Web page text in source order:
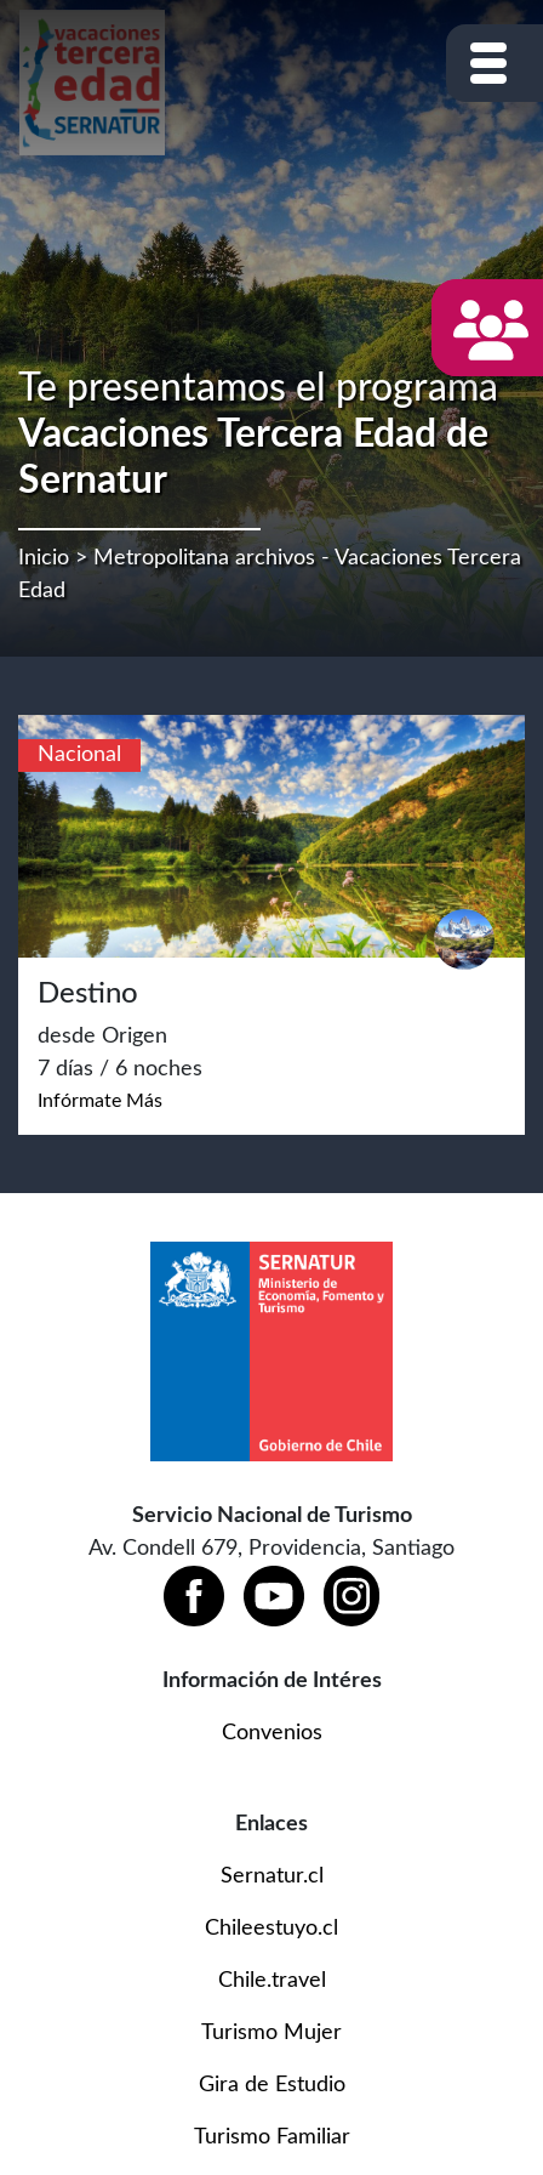
Te presentamos el programa
Vacaciones Tercera Edad de
Sernatur
Inicio> Metropolitana archivos - Vacaciones Tercera
Edad
Nacional
Destino
desde Origen
7 días / 6 noches
Infórmate Más
Servicio Nacional de Turismo
Av. Condell 679, Providencia, Santiago
Información de Intéres
Convenios
Enlaces
Sernatur.cl
Chileestuyo.cl
Chile.travel
Turismo Mujer
Gira de Estudio
Turismo Familiar